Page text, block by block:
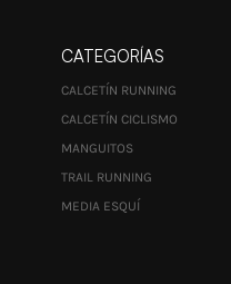
CATEGORÍAS
CALCETÍN RUNNING
CALCETÍN CICLISMO
MANGUITOS
TRAIL RUNNING
MEDIA ESQUÍ